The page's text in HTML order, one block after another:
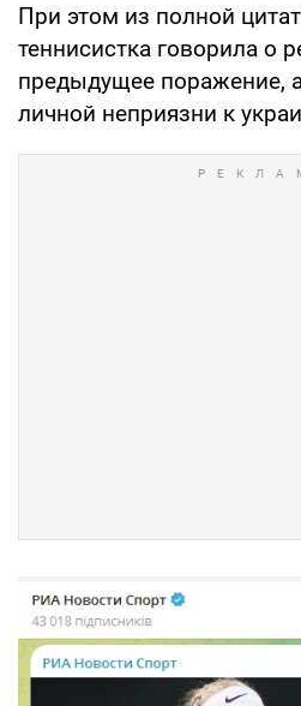
При этом из полной
теннисистка говорила о
предыдущее поражение,
личной неприязни к